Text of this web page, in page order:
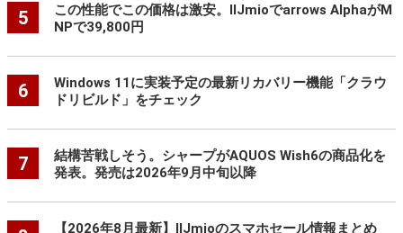
5
この性能でこの価格は激安。IIJmioでarrows AlphaがM
NPで39,800円
6
Windows 11に実装予定の最新リカバリー機能「クラウ
ドリビルド」をチェック
7
結構苦戦しそう。シャープがAQUOS Wish6の商品化を
発表。発売は2026年9月中旬以降
【2026年8月最新】IIJmioのスマホセール情報まとめ